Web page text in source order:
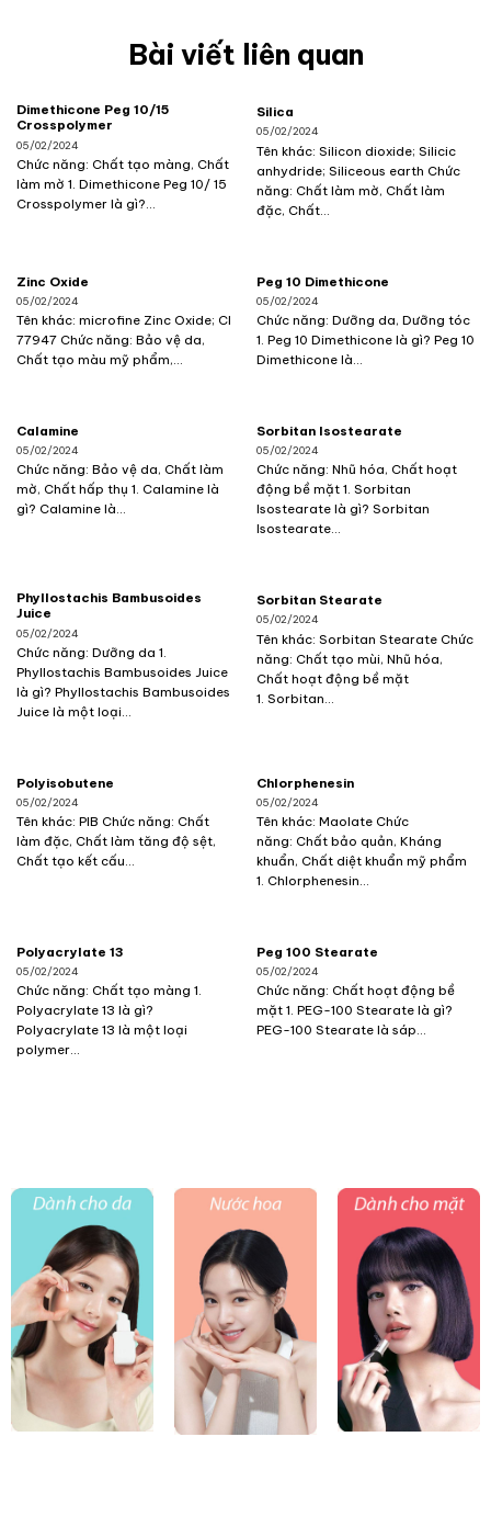
Bài viết liên quan
Dimethicone Peg 10/15
Crosspolymer
05/02/2024
Chức năng: Chất tạo màng, Chất
làm mờ 1. Dimethicone Peg 10/ 15
Crosspolymer là gì?...
Silica
05/02/2024
Tên khác: Silicon dioxide; Silicic
anhydride; Siliceous earth Chức
năng: Chất làm mờ, Chất làm
đặc, Chất...
Zinc Oxide
05/02/2024
Tên khác: microfine Zinc Oxide; CI
77947 Chức năng: Bảo vệ da,
Chất tạo màu mỹ phẩm,...
Peg 10 Dimethicone
05/02/2024
Chức năng: Dưỡng da, Dưỡng tóc
1. Peg 10 Dimethicone là gì? Peg 10
Dimethicone là...
Calamine
05/02/2024
Chức năng: Bảo vệ da, Chất làm
mờ, Chất hấp thụ 1. Calamine là
gì? Calamine là...
Sorbitan Isostearate
05/02/2024
Chức năng: Nhũ hóa, Chất hoạt
động bề mặt 1. Sorbitan
Isostearate là gì? Sorbitan
Isostearate...
Phyllostachis Bambusoides
Juice
05/02/2024
Chức năng: Dưỡng da 1.
Phyllostachis Bambusoides Juice
là gì? Phyllostachis Bambusoides
Juice là một loại...
Sorbitan Stearate
05/02/2024
Tên khác: Sorbitan Stearate Chức
năng: Chất tạo mùi, Nhũ hóa,
Chất hoạt động bề mặt
1. Sorbitan...
Polyisobutene
05/02/2024
Tên khác: PIB Chức năng: Chất
làm đặc, Chất làm tăng độ sệt,
Chất tạo kết cấu...
Chlorphenesin
05/02/2024
Tên khác: Maolate Chức
năng: Chất bảo quản, Kháng
khuẩn, Chất diệt khuẩn mỹ phẩm
1. Chlorphenesin...
Polyacrylate 13
05/02/2024
Chức năng: Chất tạo màng 1.
Polyacrylate 13 là gì?
Polyacrylate 13 là một loại
polymer...
Peg 100 Stearate
05/02/2024
Chức năng: Chất hoạt động bề
mặt 1. PEG-100 Stearate là gì?
PEG-100 Stearate là sáp...